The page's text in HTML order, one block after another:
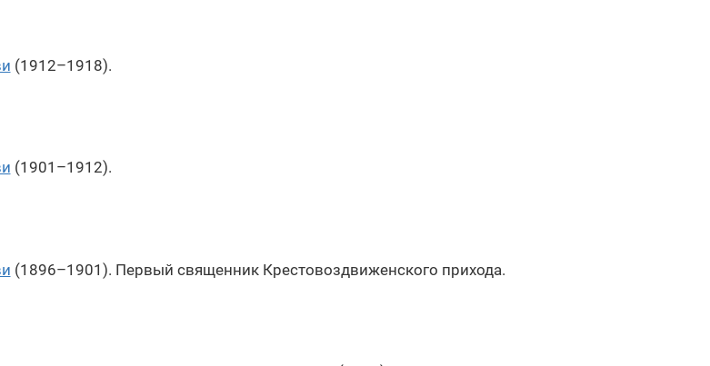
(1912–1918).
(1901–1912).
(1896–1901). Первый священник Крестовоздвиженского прихода.